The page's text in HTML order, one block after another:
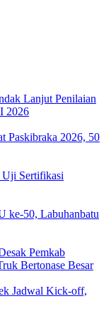
Lanjut Penilaian
2026
Paskibraka 2026, 50
Uji Sertifikasi
ke-50, Labuhanbatu
Pemkab
Bertonase Besar
Jadwal Kick-off,